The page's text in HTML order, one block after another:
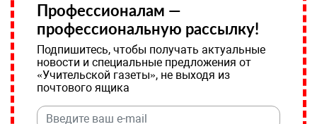
Профессионалам —
профессиональную рассылку!
Подпишитесь, чтобы получать актуальные
новости и специальные предложения от
«Учительской газеты», не выходя из
почтового ящика